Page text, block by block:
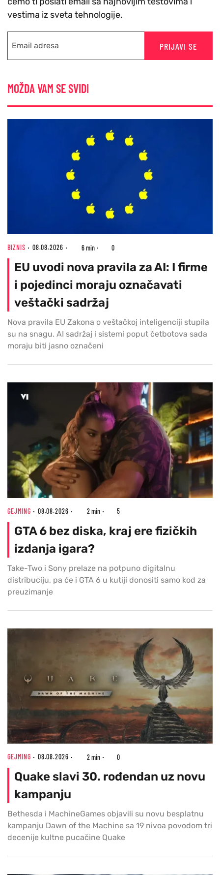
vestima iz sveta tehnologije.
PRIJAVI SE
MOŽDA VAM SE SVIDI
BIZNIS 08.08.2026 6 min 0
EU uvodi nova pravila za AI: I firme
i pojedinci moraju označavati
veštački sadržaj
Nova pravila EU Zakona o veštačkoj inteligenciji stupila
su na snagu. AI sadržaj i sistemi poput četbotova sada
moraju biti jasno označeni
GEJMING 08.08.2026 2 min 5
GTA 6 bez diska, kraj ere fizičkih
izdanja igara?
Take-Two i Sony prelaze na potpuno digitalnu
distribuciju, pa će i GTA 6 u kutiji donositi samo kod za
preuzimanje
GEJMING 08.08.2026 2 min 0
Quake slavi 30. rođendan uz novu
kampanju
Bethesda i MachineGames objavili su novu besplatnu
kampanju Dawn of the Machine sa 19 nivoa povodom tri
decenije kultne pucačine Quake